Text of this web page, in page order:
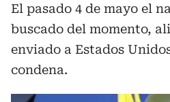
El pasado 4 de mayo el
buscado del momento,
enviado a Estados
condena.